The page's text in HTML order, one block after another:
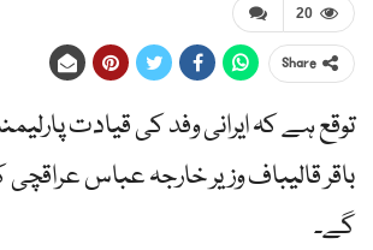
20
Share
توقع ہے کہ ایرانی وفد کی قیادت
باقر قالیباف وزیر خارجہ عباس
گے۔